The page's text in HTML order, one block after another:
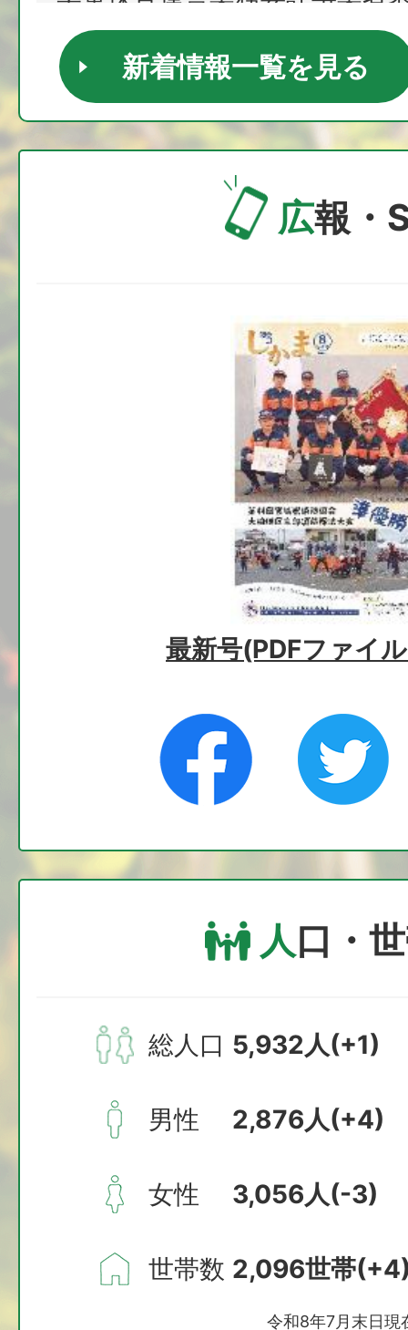
2026年07月31日
友活恋活「出会いD-PARTY
2026年07月30日
令和8年度採用(初級・行政)職
地方消費税交付金(社会保障
る社会保障施策に要する経費
色麻町公民館図書コーナ-
令和8年度色麻町職員採用試
祉士・学芸員・保健師)試験
町営住宅（花川住宅）の入居
2026年07月16日
指定ごみ袋の不足に伴う対応
地域おこし協力隊の着任につ
2026年07月13日
大滝キャンプ場 人命水
新着情報一覧を見る
広報・
最新号(PDFファイ
人口・
総人口 5,932人(+1)
男性 2,876人(+4)
女性 3,056人(-3)
世帯数 2,096世帯
令和8年7月末日現